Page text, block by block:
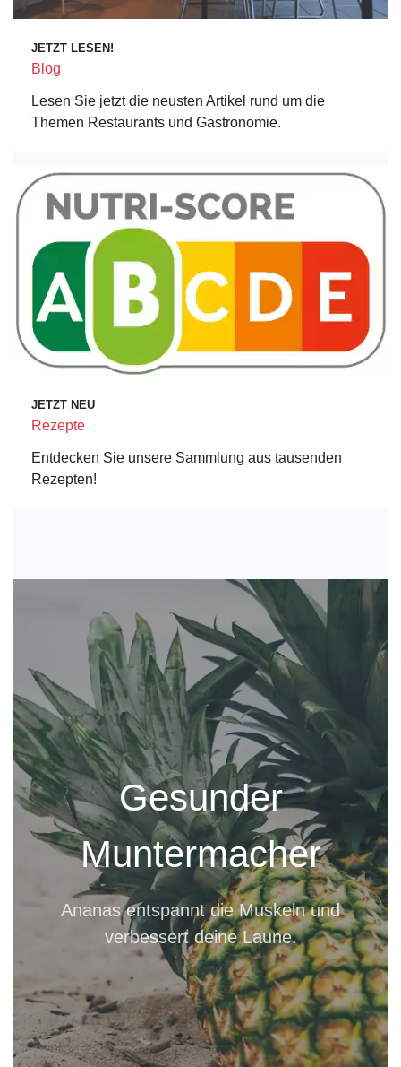
JETZT LESEN!
Blog
Lesen Sie jetzt die neusten Artikel rund um die
Themen Restaurants und Gastronomie.
JETZT NEU
Rezepte
Entdecken Sie unsere Sammlung aus tausenden
Rezepten!
Gesunder
Muntermacher
Ananas entspannt die Muskeln und
verbessert deine Laune.